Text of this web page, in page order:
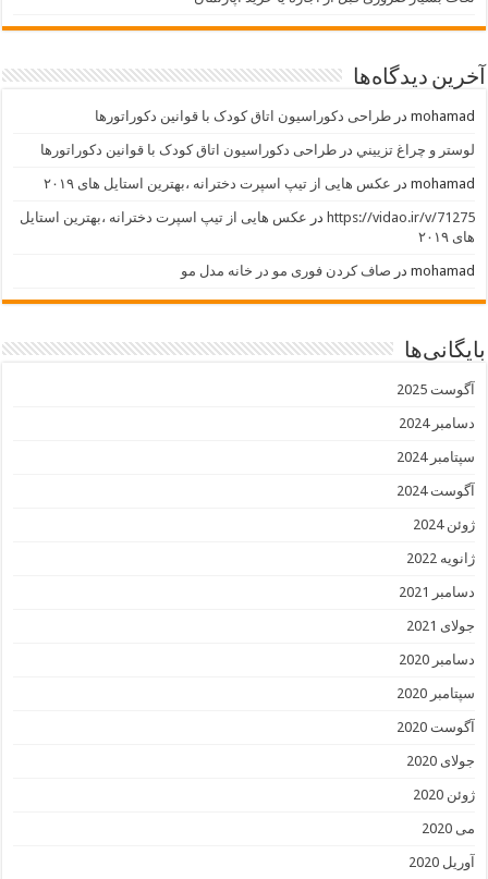
آخرین دیدگاه‌ها
mohamad درطراحی دکوراسیون اتاق کودک با قوانین دکوراتورها
لوستر و چراغ تزييني درطراحی دکوراسیون اتاق کودک با قوانین دکوراتورها
mohamad در عکس هایی از تیپ اسپرت دخترانه ،بهترین استایل های ۲۰۱۹
https://vidao.ir/v/71275 در عکس هایی از تیپ اسپرت دخترانه ،بهترین استایل
های ۲۰۱۹
mohamad در صاف کردن فوری مو در خانه مدل مو
بایگانی‌ها
آگوست 2025
دسامبر 2024
سپتامبر 2024
آگوست 2024
ژوئن 2024
ژانویه 2022
دسامبر 2021
جولای 2021
دسامبر 2020
سپتامبر 2020
آگوست 2020
جولای 2020
ژوئن 2020
می 2020
آوریل 2020